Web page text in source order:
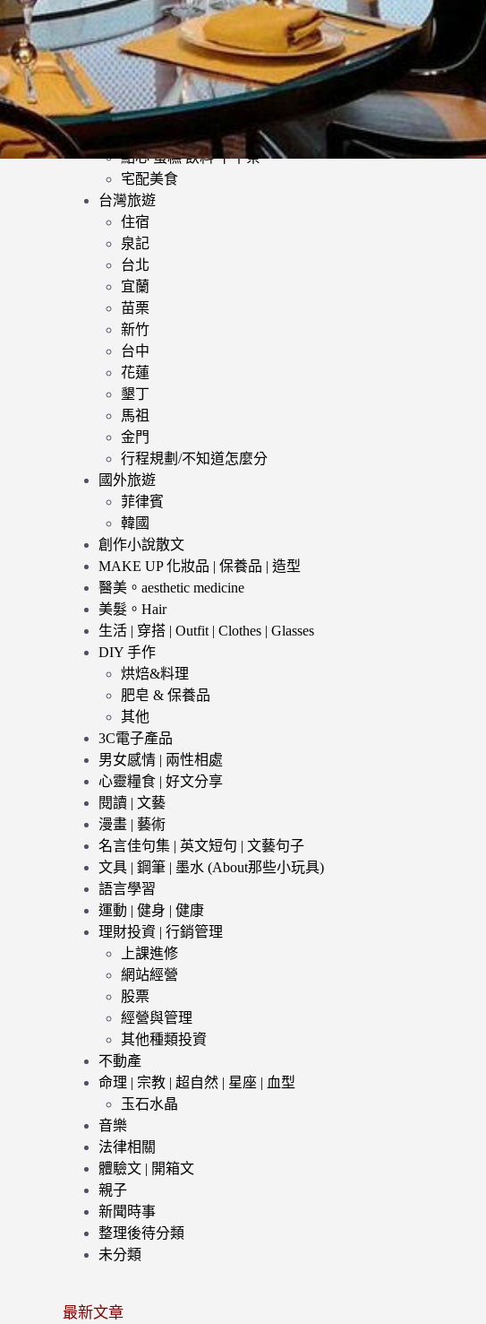
日式料理
韓式料理
歐美料理
小酌 | 餐酒館
其他異國料理
鍋類 | 火鍋 麻辣鍋 鴛鴦鍋
點心 蛋糕 飲料 下午茶
宅配美食
台灣旅遊
住宿
泉記
台北
宜蘭
苗栗
新竹
台中
花蓮
墾丁
馬祖
金門
行程規劃/不知道怎麼分
國外旅遊
菲律賓
韓國
創作小說散文
MAKE UP 化妝品 | 保養品 | 造型
醫美。aesthetic medicine
美髮。Hair
生活 | 穿搭 | Outfit | Clothes | Glasses
DIY 手作
烘焙&料理
肥皂 & 保養品
其他
3C電子產品
男女感情 | 兩性相處
心靈糧食 | 好文分享
閱讀 | 文藝
漫畫 | 藝術
名言佳句集 | 英文短句 | 文藝句子
文具 | 鋼筆 | 墨水 (About那些小玩具)
語言學習
運動 | 健身 | 健康
理財投資 | 行銷管理
上課進修
網站經營
股票
經營與管理
其他種類投資
不動產
命理 | 宗教 | 超自然 | 星座 | 血型
玉石水晶
音樂
法律相關
體驗文 | 開箱文
親子
新聞時事
整理後待分類
未分類
最新文章